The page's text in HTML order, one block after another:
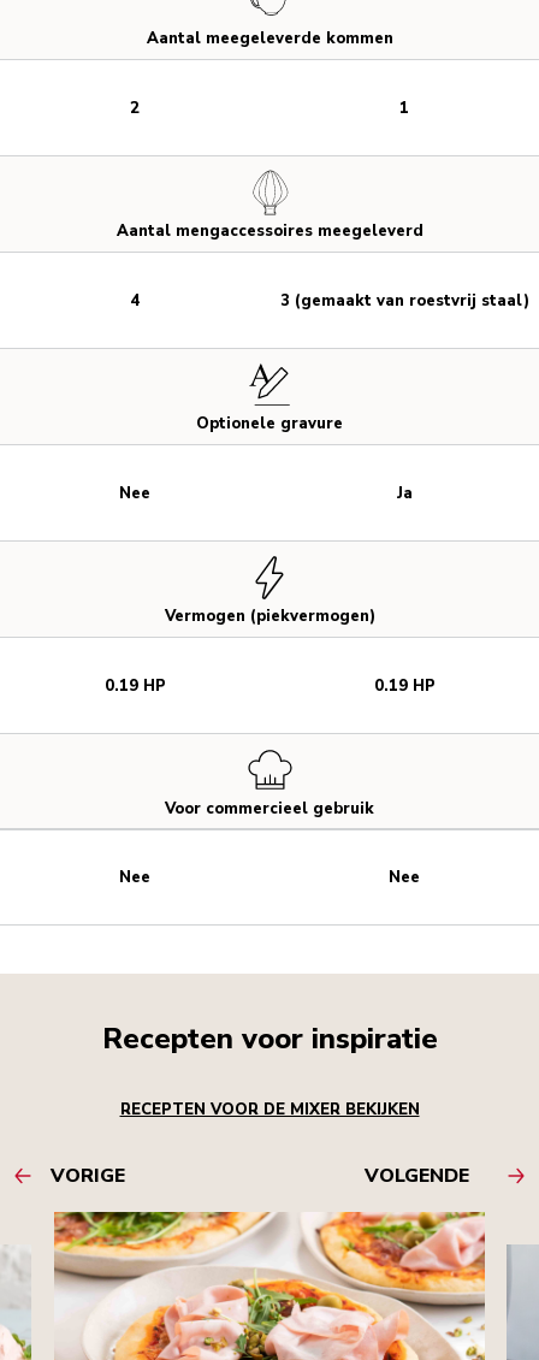
Aantal meegeleverde kommen
Aantal mengaccessoires meegeleverd
Optionele gravure
Vermogen (piekvermogen)
Voor commercieel gebruik
2
4
Nee
0.19 HP
Nee
1
3 (gemaakt van roestvrij staal)
Ja
0.19 HP
Nee
Recepten voor inspiratie
RECEPTEN VOOR DE MIXER BEKIJKEN
VORIGE VOLGENDE